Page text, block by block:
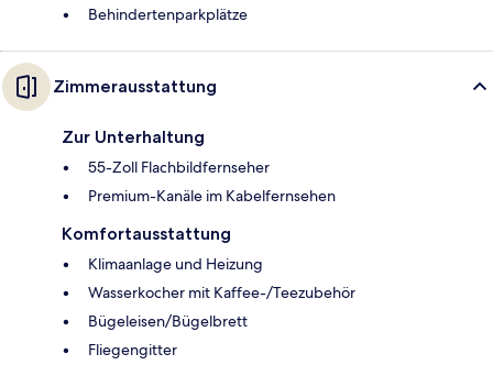
Behindertenparkplätze
Zimmerausstattung
Zur Unterhaltung
55-Zoll Flachbildfernseher
Premium-Kanäle im Kabelfernsehen
Komfortausstattung
Klimaanlage und Heizung
Wasserkocher mit Kaffee-/Teezubehör
Bügeleisen/Bügelbrett
Fliegengitter